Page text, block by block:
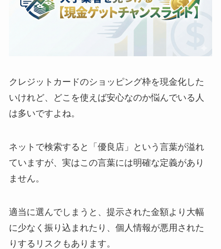
クレジットカードのショッピング枠を現金化した
いけれど、どこを使えば安心なのか悩んでいる人
は多いですよね。
ネットで検索すると「優良店」という言葉が溢れ
ていますが、実はこの言葉には明確な定義があり
ません。
適当に選んでしまうと、提示された金額より大幅
に少なく振り込まれたり、個人情報が悪用された
りするリスクもあります。